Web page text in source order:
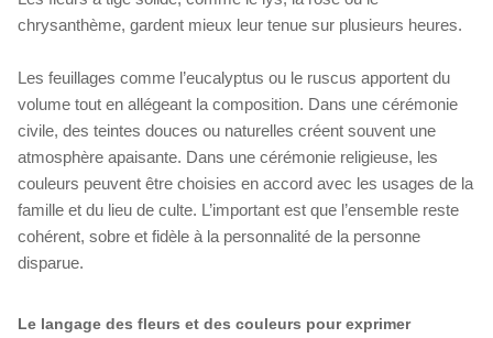
chrysanthème, gardent mieux leur tenue sur plusieurs heures.
Les feuillages comme l’eucalyptus ou le ruscus apportent du
volume tout en allégeant la composition. Dans une cérémonie
civile, des teintes douces ou naturelles créent souvent une
atmosphère apaisante. Dans une cérémonie religieuse, les
couleurs peuvent être choisies en accord avec les usages de la
famille et du lieu de culte. L’important est que l’ensemble reste
cohérent, sobre et fidèle à la personnalité de la personne
disparue.
Le langage des fleurs et des couleurs pour exprimer